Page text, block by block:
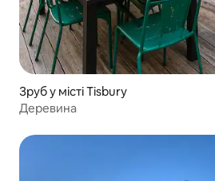
Зруб у місті Tisbury
Деревина